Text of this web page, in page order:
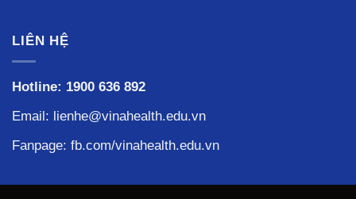
LIÊN HỆ
Hotline: 1900 636 892
Email: lienhe@vinahealth.edu.vn
Fanpage: fb.com/vinahealth.edu.vn